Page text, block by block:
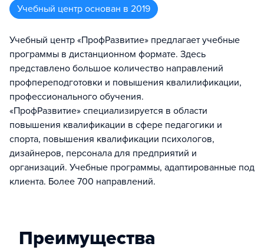
Учебный центр основан в 2019
Учебный центр «ПрофРазвитие» предлагает учебные
программы в дистанционном формате. Здесь
представлено большое количество направлений
профпереподготовки и повышения квалилификации,
профессионального обучения.
«ПрофРазвитие» специализируется в области
повышения квалификации в сфере педагогики и
спорта, повышения квалификации психологов,
дизайнеров, персонала для предприятий и
организаций. Учебные программы, адаптированные под
клиента. Более 700 направлений.
Преимущества